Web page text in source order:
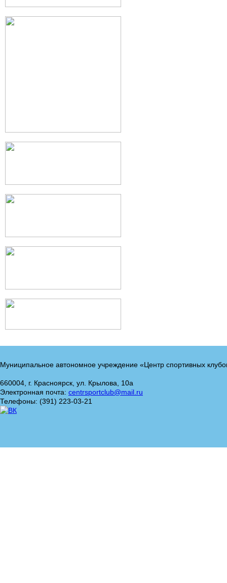
Муниципальное автономное учреждение «Центр спортивных
660004, г. Красноярск, ул. Крылова, 10а
Электронная почта: centrsportclub@mail.ru
Телефоны: (391) 223-03-21